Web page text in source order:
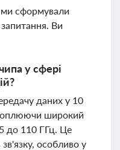
ми сформували
запитання. Ви
у сфері
даних у 10
широкий
до 110 ГГц. Це
особливо у